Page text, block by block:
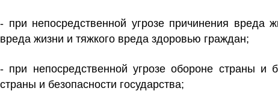
- при непосредственной угрозе причинения
вреда жизни и тяжкого вреда здоровью граждан;
- при непосредственной угрозе обороне страны и
страны и безопасности государства;